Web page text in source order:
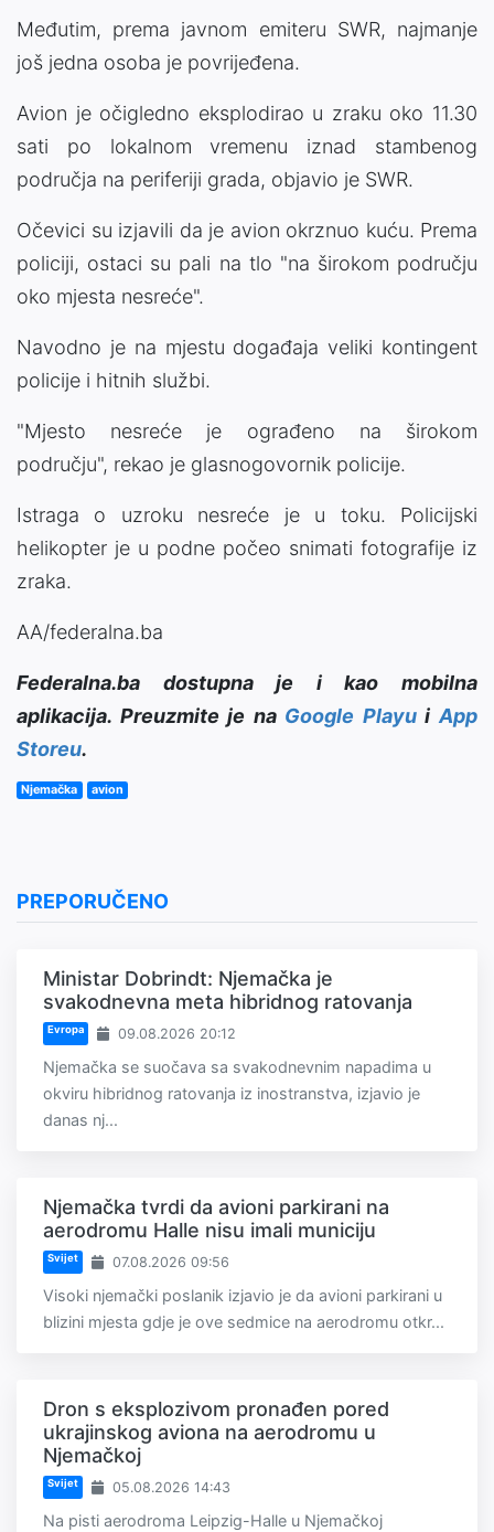
Međutim, prema javnom emiteru SWR, najmanje
još jedna osoba je povrijeđena.
Avion je očigledno eksplodirao u zraku oko 11.30
sati po lokalnom vremenu iznad stambenog
područja na periferiji grada, objavio je SWR.
Očevici su izjavili da je avion okrznuo kuću. Prema
policiji, ostaci su pali na tlo "na širokom području
oko mjesta nesreće".
Navodno je na mjestu događaja veliki kontingent
policije i hitnih službi.
"Mjesto nesreće je ograđeno na širokom
području", rekao je glasnogovornik policije.
Istraga o uzroku nesreće je u toku. Policijski
helikopter je u podne počeo snimati fotografije iz
zraka.
AA/federalna.ba
Federalna.ba dostupna je i kao mobilna
aplikacija. Preuzmite je na Google PlayuiApp
Storeu.
Njemačka avion
PREPORUČENO
Ministar Dobrindt: Njemačka je
svakodnevna meta hibridnog ratovanja
Evropa 09.08.2026 20:12
Njemačka se suočava sa svakodnevnim napadima u
okviru hibridnog ratovanja iz inostranstva, izjavio je
danas nj...
Njemačka tvrdi da avioni parkirani na
aerodromu Halle nisu imali municiju
Svijet 07.08.2026 09:56
Visoki njemački poslanik izjavio je da avioni parkirani u
blizini mjesta gdje je ove sedmice na aerodromu otkr...
Dron s eksplozivom pronađen pored
ukrajinskog aviona na aerodromu u
Njemačkoj
Svijet 05.08.2026 14:43
Na pisti aerodroma Leipzig-Halle u Njemačkoj